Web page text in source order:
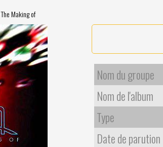
The Making of
Nom du groupe
Nom de l'album
Type
Date de parution